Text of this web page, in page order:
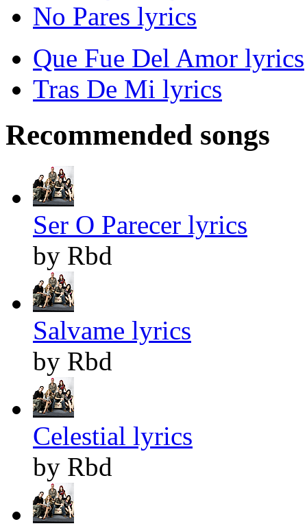
No Pares lyrics
Que Fue Del Amor lyrics
Tras De Mi lyrics
Recommended songs
Ser O Parecer lyrics
by Rbd
Salvame lyrics
by Rbd
Celestial lyrics
by Rbd